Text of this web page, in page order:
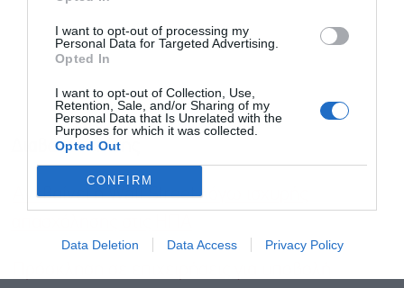
I want to opt-out of processing my
Personal Data for Targeted Advertising.
Opted In
I want to opt-out of Collection, Use,
Retention, Sale, and/or Sharing of my
Personal Data that Is Unrelated with the
Purposes for which it was collected.
Opted Out
CONFIRM
Data Deletion Data Access Privacy Policy
Διαβάστε επίσης
Ανεβαίνει η Wall Street λόγω ισχυρής